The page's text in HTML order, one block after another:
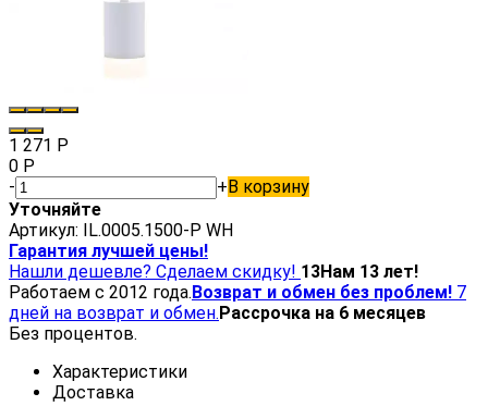
1 271 Р
0 Р
-
+В корзину
Уточняйте
Артикул: IL.0005.1500-P WH
Гарантия лучшей цены!
Нашли дешевле? Сделаем скидку! 13Нам 13 лет!
Работаем с 2012 года.Возврат и обмен без проблем! 7
дней на возврат и обмен.Рассрочка на 6 месяцев
Без процентов.
Характеристики
Доставка